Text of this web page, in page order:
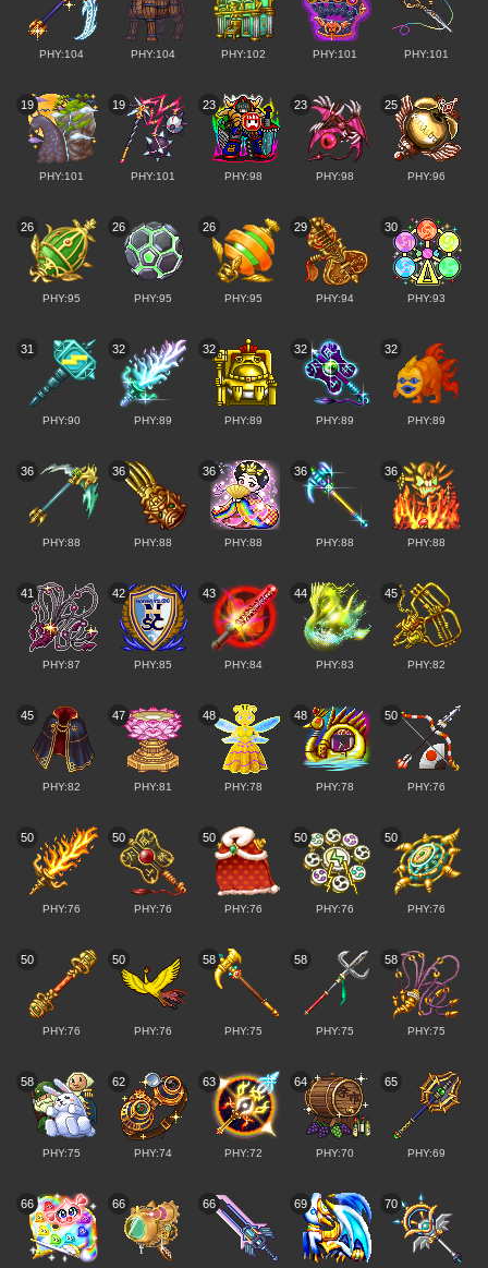
PHY:104 PHY:104 PHY:102 PHY:101 PHY:101
19
PHY:101
19
PHY:101
23
PHY:98
23
PHY:98
25
PHY:96
26
PHY:95
26
PHY:95
26
PHY:95
29
PHY:94
30
PHY:93
31
PHY:90
32
PHY:89
32
PHY:89
32
PHY:89
32
PHY:89
36
PHY:88
36
PHY:88
36
PHY:88
36
PHY:88
36
PHY:88
41
PHY:87
42
PHY:85
43
PHY:84
44
PHY:83
45
PHY:82
45
PHY:82
47
PHY:81
48
PHY:78
48
PHY:78
50
PHY:76
50
PHY:76
50
PHY:76
50
PHY:76
50
PHY:76
50
PHY:76
50
PHY:76
50
PHY:76
58
PHY:75
58
PHY:75
58
PHY:75
58
PHY:75
62
PHY:74
63
PHY:72
64
PHY:70
65
PHY:69
66 66 66 69 70